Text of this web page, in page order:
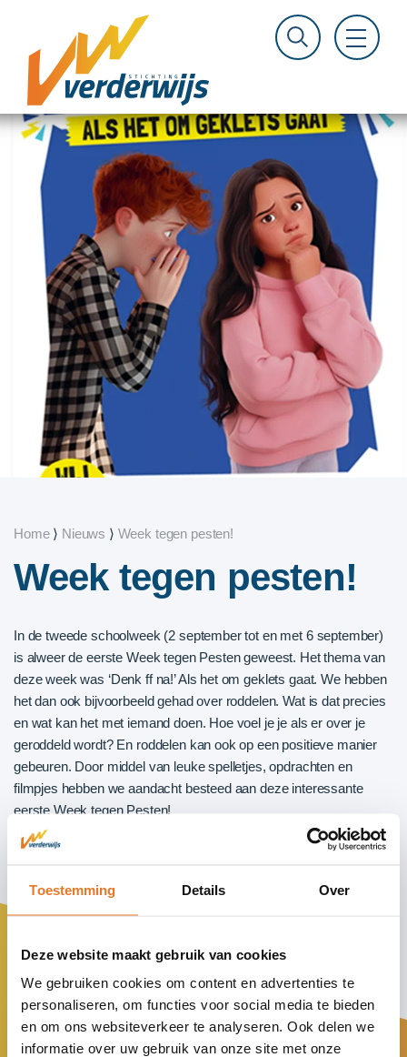
Toestemming Details Over
Deze website maakt gebruik van cookies
We gebruiken cookies om content en advertenties te
personaliseren, om functies voor social media te bieden
en om ons websiteverkeer te analyseren. Ook delen we
informatie over uw gebruik van onze site met onze
Home⟩ Nieuws ⟩ Week tegen pesten!
Week tegen pesten!
In de tweede schoolweek (2 september tot en met 6 september)
is alweer de eerste Week tegen Pesten geweest. Het thema van
deze week was ‘Denk ff na!’ Als het om geklets gaat. We hebben
het dan ook bijvoorbeeld gehad over roddelen. Wat is dat precies
en wat kan het met iemand doen. Hoe voel je je als er over je
geroddeld wordt? En roddelen kan ook op een positieve manier
gebeuren. Door middel van leuke spelletjes, opdrachten en
filmpjes hebben we aandacht besteed aan deze interessante
eerste Week tegen Pesten!